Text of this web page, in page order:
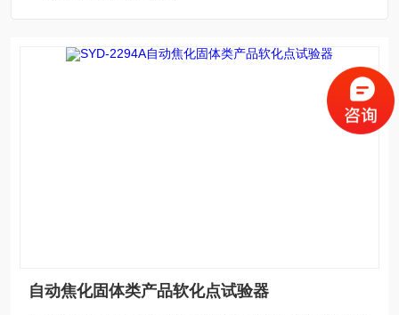
自动焦化固体类产品软化点试验器